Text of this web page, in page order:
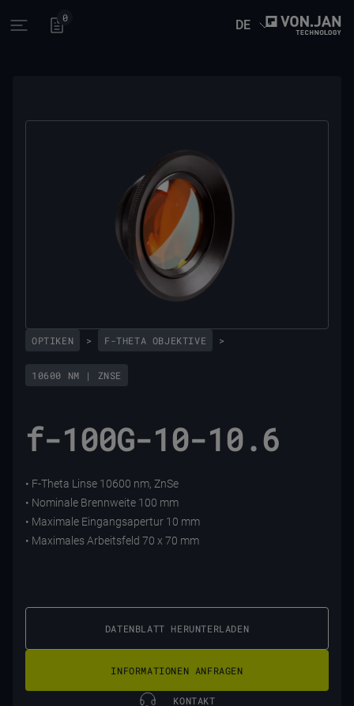
Open main menu
0 DE
OPTIKEN > F-THETA OBJEKTIVE >
10600 NM | ZNSE
f-100G-10-10.6
• F-Theta Linse 10600 nm, ZnSe
• Nominale Brennweite 100 mm
• Maximale Eingangsapertur 10 mm
• Maximales Arbeitsfeld 70 x 70 mm
DATENBLATT HERUNTERLADEN
INFORMATIONEN ANFRAGEN
KONTAKT